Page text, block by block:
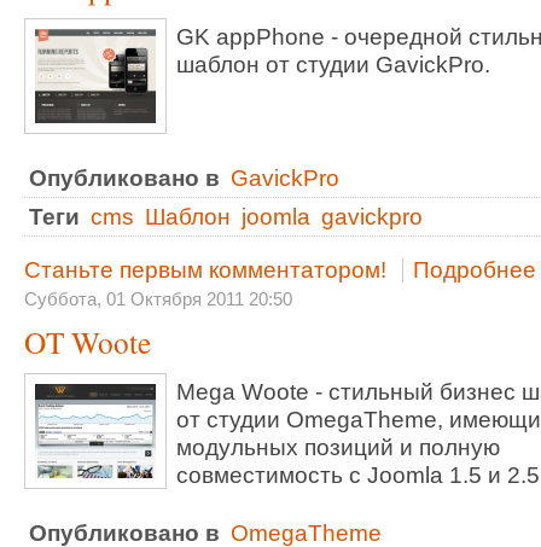
GK appPhone - очередной
шаблон от студии GavickPro.
Опубликовано в GavickPro
Теги cms Шаблон joomla gavickpro
Станьте первым комментатором! Подробнее
Суббота, 01 Октября 2011 20:50
OT Woote
Mega Woote - стильный бизнес
от студии OmegaTheme,
модульных позиций и полную
совместимость с Joomla 1.5 и 2.5
Опубликовано в OmegaTheme